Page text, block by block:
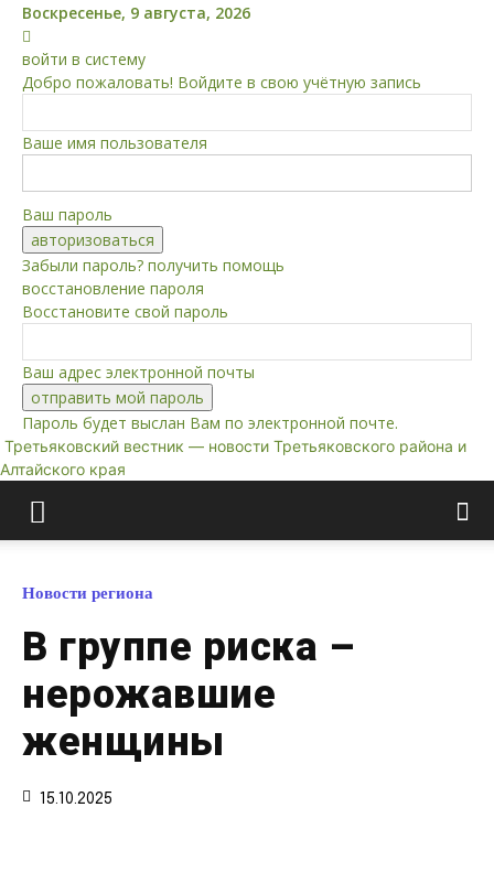
Воскресенье, 9 августа, 2026
войти в систему
Добро пожаловать! Войдите в свою учётную запись
Ваше имя пользователя
Ваш пароль
Забыли пароль? получить помощь
восстановление пароля
Восстановите свой пароль
Ваш адрес электронной почты
Пароль будет выслан Вам по электронной почте.
Третьяковский вестник — новости Третьяковского района и
Алтайского края
Новости региона
В группе риска –
нерожавшие
женщины
15.10.2025